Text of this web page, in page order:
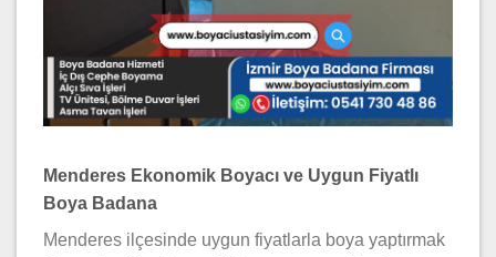
Menderes Ekonomik Boyacı ve Uygun Fiyatlı
Boya Badana
Menderes ilçesinde uygun fiyatlarla boya yaptırmak